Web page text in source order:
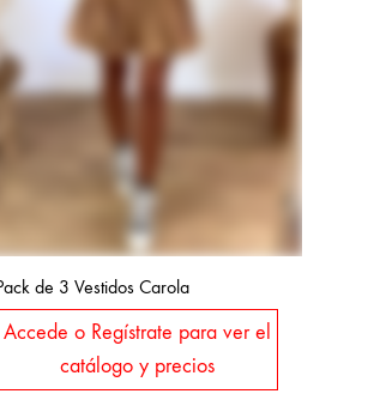
de 3 Vestidos Carola
Accede o Regístrate para ver el
catálogo y precios